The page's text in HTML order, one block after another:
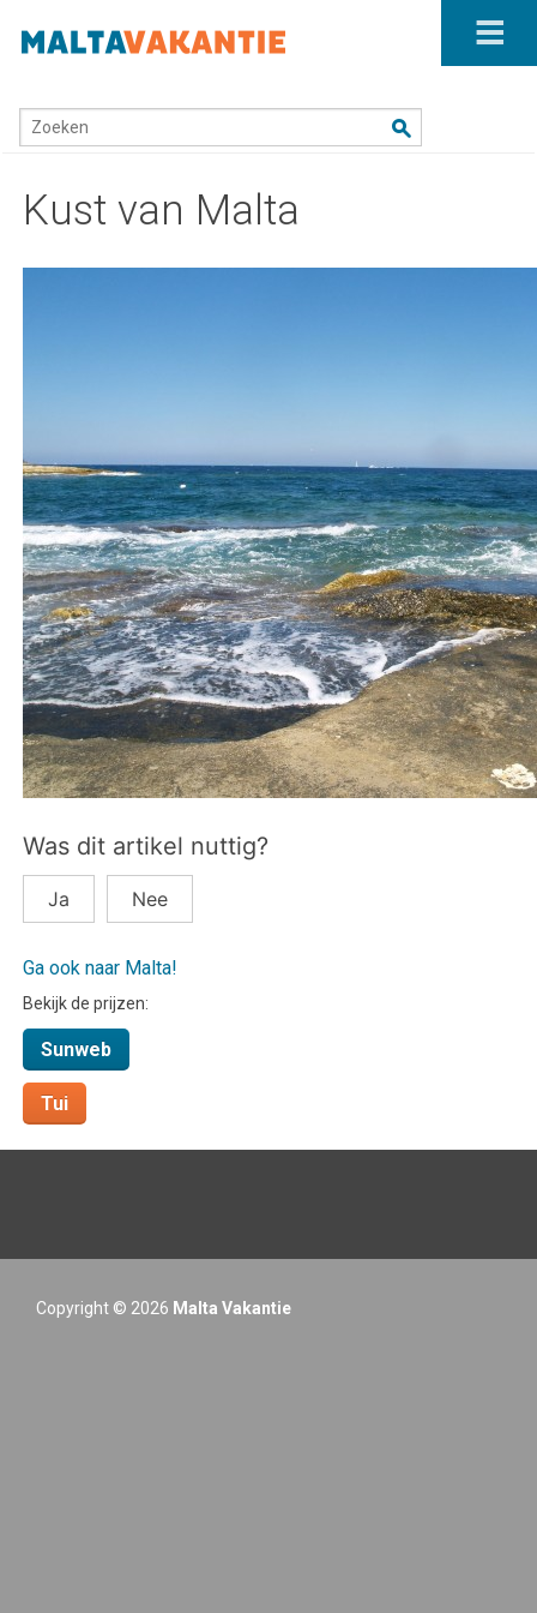
Home/Waar ligt Malta?/Kust van Malta
Kust van Malta
Was dit artikel nuttig?
Ja Nee
Ga ook naar Malta!
Bekijk de prijzen:
Sunweb
Tui
Copyright © 2026 Malta Vakantie